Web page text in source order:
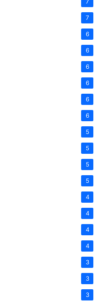
7
7
6
6
6
6
6
6
5
5
5
5
4
4
4
4
3
3
3